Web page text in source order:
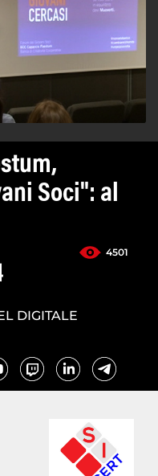
Soci": al
4501
DIGITALE